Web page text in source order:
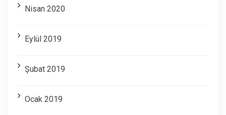
Nisan 2020
Eylül 2019
Şubat 2019
Ocak 2019